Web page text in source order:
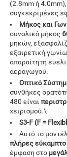
(2.8mm ή
συγκεκριμένες
Μήκος και
συνολικό μήκος
μηκών,
εξαιρετική
απαραίτητη
αεραγωγού.
Οπτικό
συνθήκες
480 είναι
χειρισμού.\
S3-F (F =
Αυτό το
πλήρες
έμφαση στο